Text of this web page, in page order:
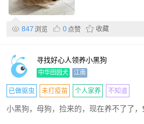
847 浏览 0 点赞 收藏
寻找好心人领养小黑狗
中华田园犬 江南
已做驱虫 未打疫苗 个人家养 不知道
小黑狗，母狗，捡来的，现在养不了了